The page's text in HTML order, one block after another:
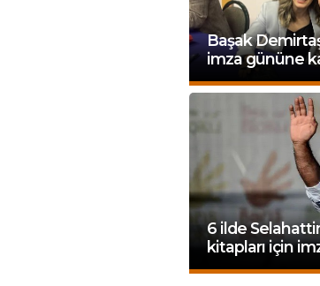
Başak
imza gününe
6 ilde
kitapları için